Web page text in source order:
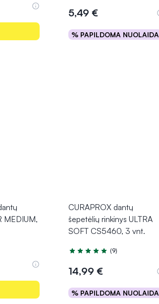
5,49 €
% PAPILDOMA NUOLAIDA
Į krepšelį
MEDIUM,
CURAPROX dantų
šepetėlių rinkinys ULTRA
SOFT CS5460, 3 vnt.
Įvertinimas 4.8 iš 5
(9)
14,99 €
% PAPILDOMA NUOLAIDA
Į krepšelį